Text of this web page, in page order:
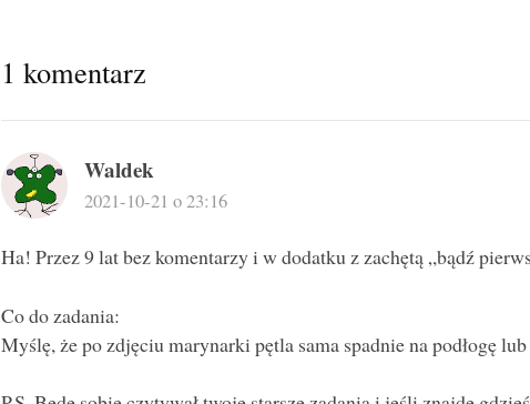
1 komentarz
Waldek
2021-10-21 o 23:16
Ha! Przez 9 lat bez komentarzy i w dodatku z zachętą „bądź
Co do zadania:
Myślę, że po zdjęciu marynarki pętla sama spadnie na podłogę